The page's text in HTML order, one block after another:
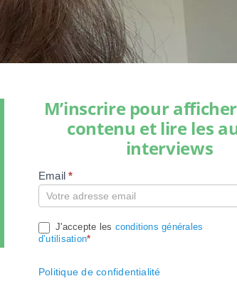
M’inscrire pour
contenu et lire les
interviews
Compte
Email*
J'accepte les conditions générales
d’utilisation*
Politique de confidentialité